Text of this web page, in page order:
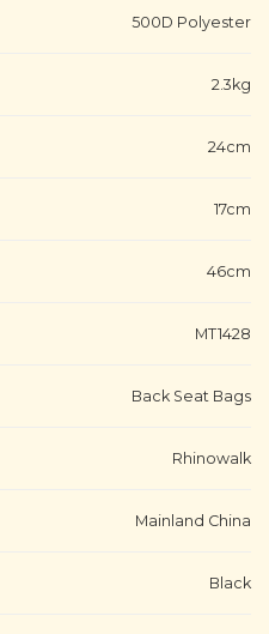
500D Polyester
2.3kg
24cm
17cm
46cm
MT1428
Back Seat Bags
Rhinowalk
Mainland China
Black